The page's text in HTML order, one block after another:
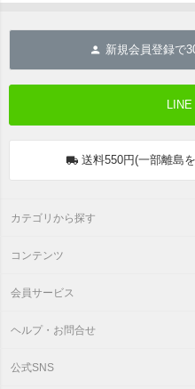
新規会員登録で
送料550円(一部離島
カテゴリから探す
コンテンツ
会員サービス
ヘルプ・お問合せ
公式SNS